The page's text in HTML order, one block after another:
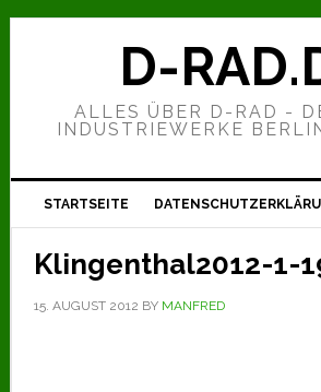
Zur
Hauptnavigation
Zum
Zur
D-
ALLES ÜBER D-RAD -
INDUSTRIEWERKE
STARTSEITE
Klingenthal2012-1-
15. AUGUST 2012 BY MANFRED